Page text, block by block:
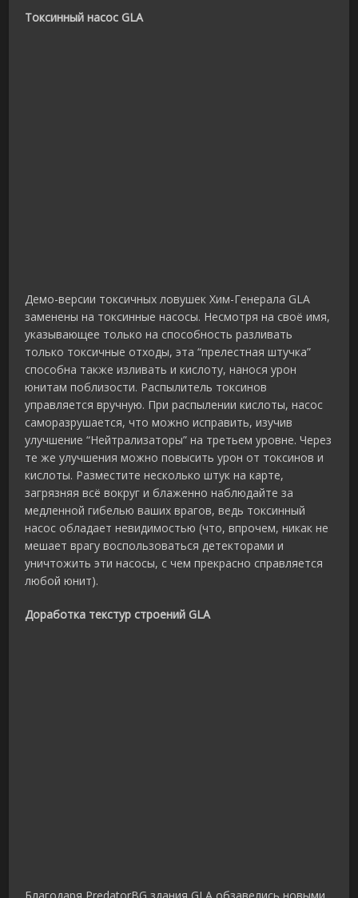
Токсинный насос GLA
Демо-версии токсичных ловушек Хим-Генерала GLA
заменены на токсинные насосы. Несмотря на своё имя,
указывающее только на способность разливать
только токсичные отходы, эта “прелестная штучка”
способна также изливать и кислоту, нанося урон
юнитам поблизости. Распылитель токсинов
управляется вручную. При распылении кислоты, насос
саморазрушается, что можно исправить, изучив
улучшение “Нейтрализаторы” на третьем уровне. Через
те же улучшения можно повысить урон от токсинов и
кислоты. Разместите несколько штук на карте,
загрязняя всё вокруг и блаженно наблюдайте за
медленной гибелью ваших врагов, ведь токсинный
насос обладает невидимостью (что, впрочем, никак не
мешает врагу воспользоваться детекторами и
уничтожить эти насосы, с чем прекрасно справляется
любой юнит).
Доработка текстур строений GLA